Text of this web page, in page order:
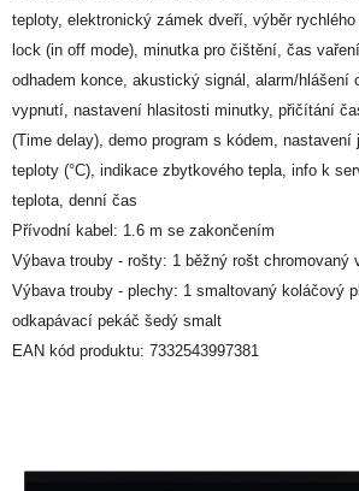
teploty, elektronický zámek dveří, výběr
lock (in off mode), minutka pro čištění, čas
odhadem konce, akustický signál, alarm/hlášení
vypnutí, nastavení hlasitosti minutky, přičítání
(Time delay), demo program s kódem, nastavení
teploty (°C), indikace zbytkového tepla, info k
teplota, denní čas
Přívodní kabel: 1.6 m se zakončením
Výbava trouby - rošty: 1 běžný rošt chromovaný
Výbava trouby - plechy: 1 smaltovaný koláčový
odkapávací pekáč šedý smalt
EAN kód produktu: 7332543997381